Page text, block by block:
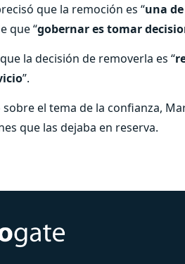
que la remoción es “una
que “gobernar es tomar
la decisión de removerla es “
”.
sobre el tema de la confianza,
que las dejaba en reserva.